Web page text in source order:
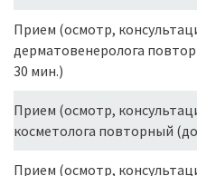
Прием (осмотр,
дерматовенеролога
30 мин.)
Прием (осмотр,
косметолога повторный
Прием (осмотр,